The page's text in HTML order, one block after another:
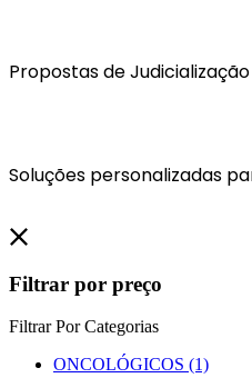
Propostas de Judicialização
Soluções personalizadas
Filtrar por preço
Filtrar Por Categorias
ONCOLÓGICOS (1)